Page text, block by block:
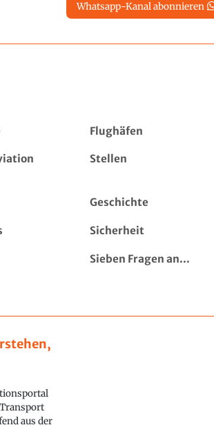
Whatsapp-Kanal abonnieren
Flughäfen
Stellen
Geschichte
Sicherheit
Sieben Fragen an...
aus der